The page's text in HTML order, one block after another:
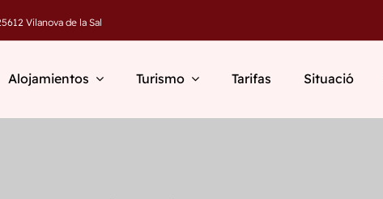
Vilanova de la Sal
Alojamientos Turismo Tarifas Situació